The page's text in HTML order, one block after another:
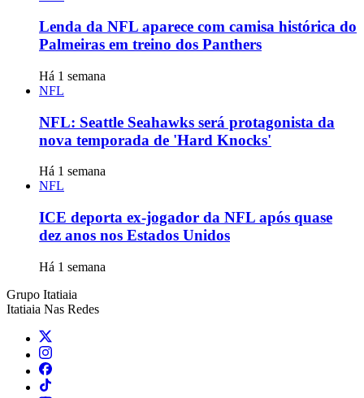
Lenda da NFL aparece com camisa histórica do
Palmeiras em treino dos Panthers
Há 1 semana
NFL
NFL: Seattle Seahawks será protagonista da
nova temporada de 'Hard Knocks'
Há 1 semana
NFL
ICE deporta ex-jogador da NFL após quase
dez anos nos Estados Unidos
Há 1 semana
Grupo Itatiaia
Itatiaia Nas Redes